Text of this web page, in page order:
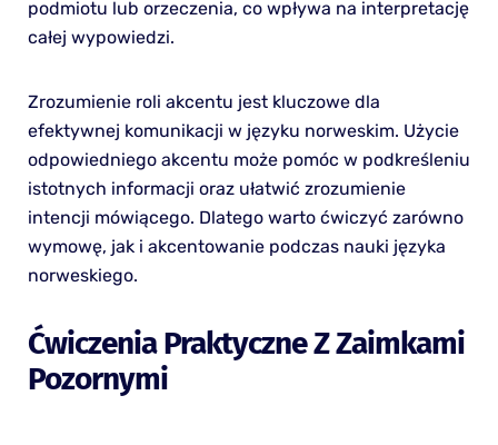
podmiotu lub orzeczenia, co wpływa na interpretację
całej wypowiedzi.
Zrozumienie roli akcentu jest kluczowe dla
efektywnej komunikacji w języku norweskim. Użycie
odpowiedniego akcentu może pomóc w podkreśleniu
istotnych informacji oraz ułatwić zrozumienie
intencji mówiącego. Dlatego warto ćwiczyć zarówno
wymowę, jak i akcentowanie podczas nauki języka
norweskiego.
Ćwiczenia Praktyczne Z Zaimkami
Pozornymi